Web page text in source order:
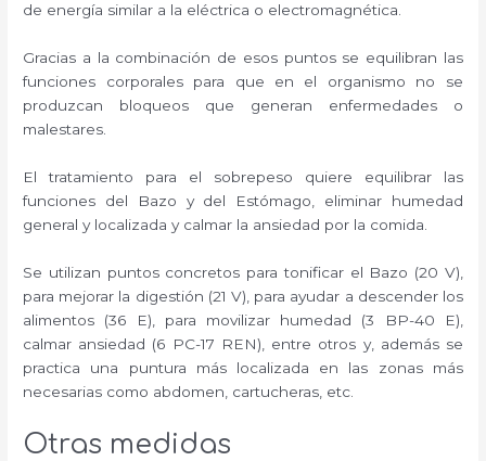
de energía similar a la eléctrica o electromagnética.
Gracias a la combinación de esos puntos se equilibran las
funciones corporales para que en el organismo no se
produzcan bloqueos que generan enfermedades o
malestares.
El tratamiento para el sobrepeso quiere equilibrar las
funciones del Bazo y del Estómago, eliminar humedad
general y localizada y calmar la ansiedad por la comida.
Se utilizan puntos concretos para tonificar el Bazo (20 V),
para mejorar la digestión (21 V), para ayudar a descender los
alimentos (36 E), para movilizar humedad (3 BP-40 E),
calmar ansiedad (6 PC-17 REN), entre otros y, además se
practica una puntura más localizada en las zonas más
necesarias como abdomen, cartucheras, etc.
Otras medidas